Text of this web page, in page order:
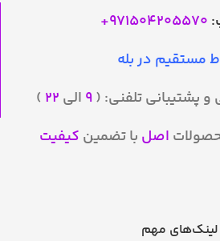
971504205570
+
مستقیم در بله
پشتیبانی تلفنی: ( ۹ الی ۲۲ )
اصل با تضمین کیفیت
لینک‌های مهم